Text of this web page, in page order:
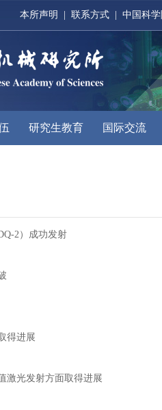
本所声明 联系方式 中国科
研究生教育 国际交流
2）成功发射
得进展
激光发射方面取得进展